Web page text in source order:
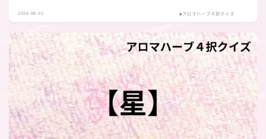
2026.08.01 ■アロマハーブ４択クイズ